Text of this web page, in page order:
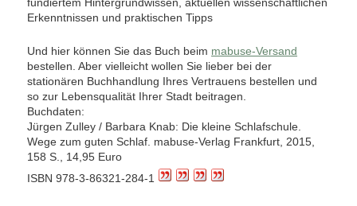
Erkenntnissen und praktischen Tipps
Und hier können Sie das Buch beim mabuse-Versand
bestellen. Aber vielleicht wollen Sie lieber bei der
stationären Buchhandlung Ihres Vertrauens bestellen und
so zur Lebensqualität Ihrer Stadt beitragen.
Buchdaten:
Jürgen Zulley / Barbara Knab: Die kleine Schlafschule.
Wege zum guten Schlaf. mabuse-Verlag Frankfurt, 2015,
158 S., 14,95 Euro
ISBN 978-3-86321-284-1